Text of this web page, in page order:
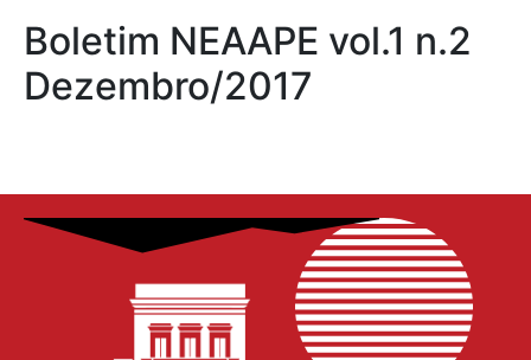
Boletim NEAAPE vol.1 n.2
Dezembro/2017